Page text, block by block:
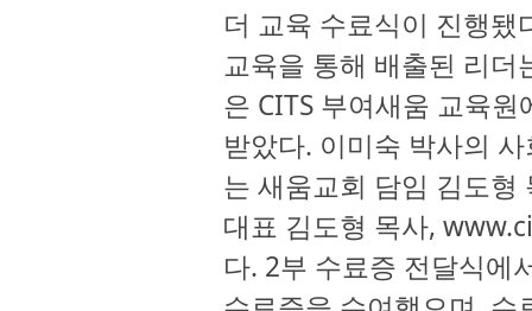
더 교육 수료식이 진행됐
교육을 통해 배출된 리더
은 CITS 부여새움 교육
받았다. 이미숙 박사의
는 새움교회 담임 김도형
대표 김도형 목사,
다. 2부 수료증 전달식에